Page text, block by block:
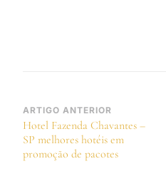
Navegação
de
post
ARTIGO ANTERIOR
Hotel Fazenda Chavantes –
SP melhores hotéis em
promoção de pacotes